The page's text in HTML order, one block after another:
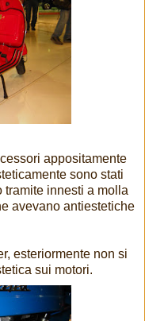
appositamente
sono stati
tramite innesti a molla
avevano antiestetiche
esteriormente non si
sui motori.